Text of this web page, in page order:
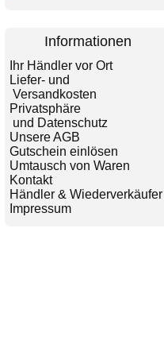
Informationen
Ihr Händler vor Ort
Liefer- und
Versandkosten
Privatsphäre
und Datenschutz
Unsere AGB
Gutschein einlösen
Umtausch von Waren
Kontakt
Händler & Wiederverkäufer
Impressum